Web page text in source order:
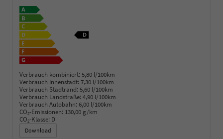
Verbrauch kombiniert: 5,80 l/100km
Verbrauch Innenstadt: 7,30 l/100km
Verbrauch Stadtrand: 5,60 l/100km
Verbrauch Landstraße: 4,90 l/100km
Verbrauch Autobahn: 6,00 l/100km
CO2-Emissionen: 130,00 g/km
CO2-Klasse: D
Download